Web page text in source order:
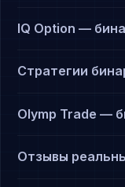
IQ Option —
Стратегии
Olymp Trade —
Отзывы